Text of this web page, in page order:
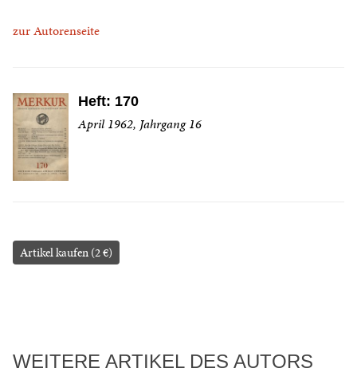
zur Autorenseite
Heft: 170
April 1962, Jahrgang 16
Artikel kaufen (2 €)
WEITERE ARTIKEL DES AUTORS